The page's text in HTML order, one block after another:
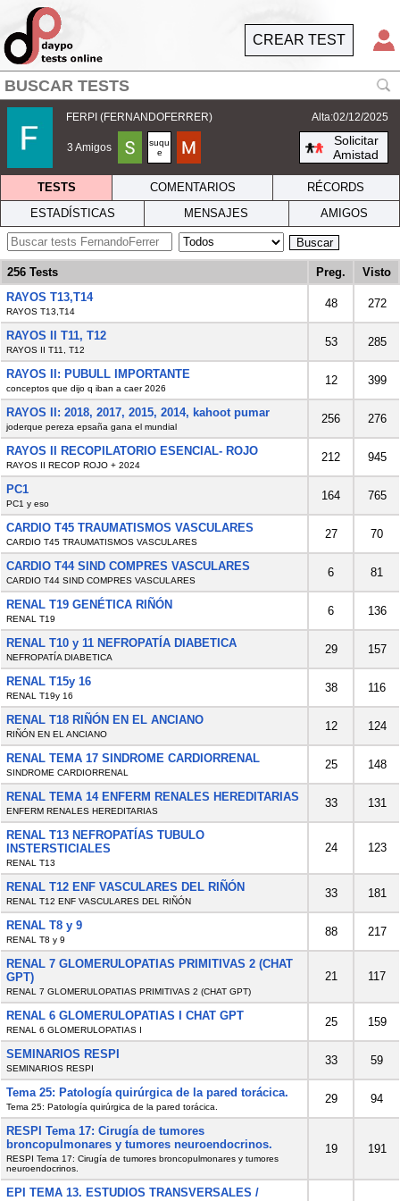
CREAR TEST
FERPI (FERNANDOFERRER)
3 Amigos
suqu
e
Alta:02/12/2025
Solicitar
Amistad
TESTS COMENTARIOS
RÉCORDS
ESTADÍSTICAS
MENSAJES AMIGOS
Buscar
256 Tests Preg.
Visto
RAYOS T13,T14
RAYOS T13,T14
48 272
RAYOS II T11, T12
RAYOS II T11, T12
53 285
RAYOS II: PUBULL IMPORTANTE
conceptos que dijo q iban a caer 2026
12 399
RAYOS II: 2018, 2017, 2015, 2014, kahoot pumar
joderque pereza epsaña gana el mundial
256 276
RAYOS II RECOPILATORIO ESENCIAL- ROJO
RAYOS II RECOP ROJO + 2024
212 945
PC1
PC1 y eso
164 765
CARDIO T45 TRAUMATISMOS VASCULARES
CARDIO T45 TRAUMATISMOS VASCULARES
27 70
CARDIO T44 SIND COMPRES VASCULARES
CARDIO T44 SIND COMPRES VASCULARES
6 81
RENAL T19 GENÉTICA RIÑÓN
RENAL T19
6 136
RENAL T10 y 11 NEFROPATÍA DIABETICA
NEFROPATÍA DIABETICA
29 157
RENAL T15y 16
RENAL T19y 16
38 116
RENAL T18 RIÑÓN EN EL ANCIANO
RIÑÓN EN EL ANCIANO
12 124
RENAL TEMA 17 SINDROME CARDIORRENAL
SINDROME CARDIORRENAL
25 148
RENAL TEMA 14 ENFERM RENALES HEREDITARIAS
ENFERM RENALES HEREDITARIAS
33 131
RENAL T13 NEFROPATÍAS TUBULO
INSTERSTICIALES
RENAL T13
24 123
RENAL T12 ENF VASCULARES DEL RIÑÓN
RENAL T12 ENF VASCULARES DEL RIÑÓN
33 181
RENAL T8 y 9
RENAL T8 y 9
88 217
RENAL 7 GLOMERULOPATIAS PRIMITIVAS 2 (CHAT
GPT)
RENAL 7 GLOMERULOPATIAS PRIMITIVAS 2 (CHAT GPT)
21 117
RENAL 6 GLOMERULOPATIAS I CHAT GPT
RENAL 6 GLOMERULOPATIAS I
25 159
SEMINARIOS RESPI
SEMINARIOS RESPI
33 59
Tema 25: Patología quirúrgica de la pared torácica.
Tema 25: Patología quirúrgica de la pared torácica.
29 94
RESPI Tema 17: Cirugía de tumores
broncopulmonares y tumores neuroendocrinos.
RESPI Tema 17: Cirugía de tumores broncopulmonares y tumores
neuroendocrinos.
19 191
EPI TEMA 13. ESTUDIOS TRANSVERSALES /